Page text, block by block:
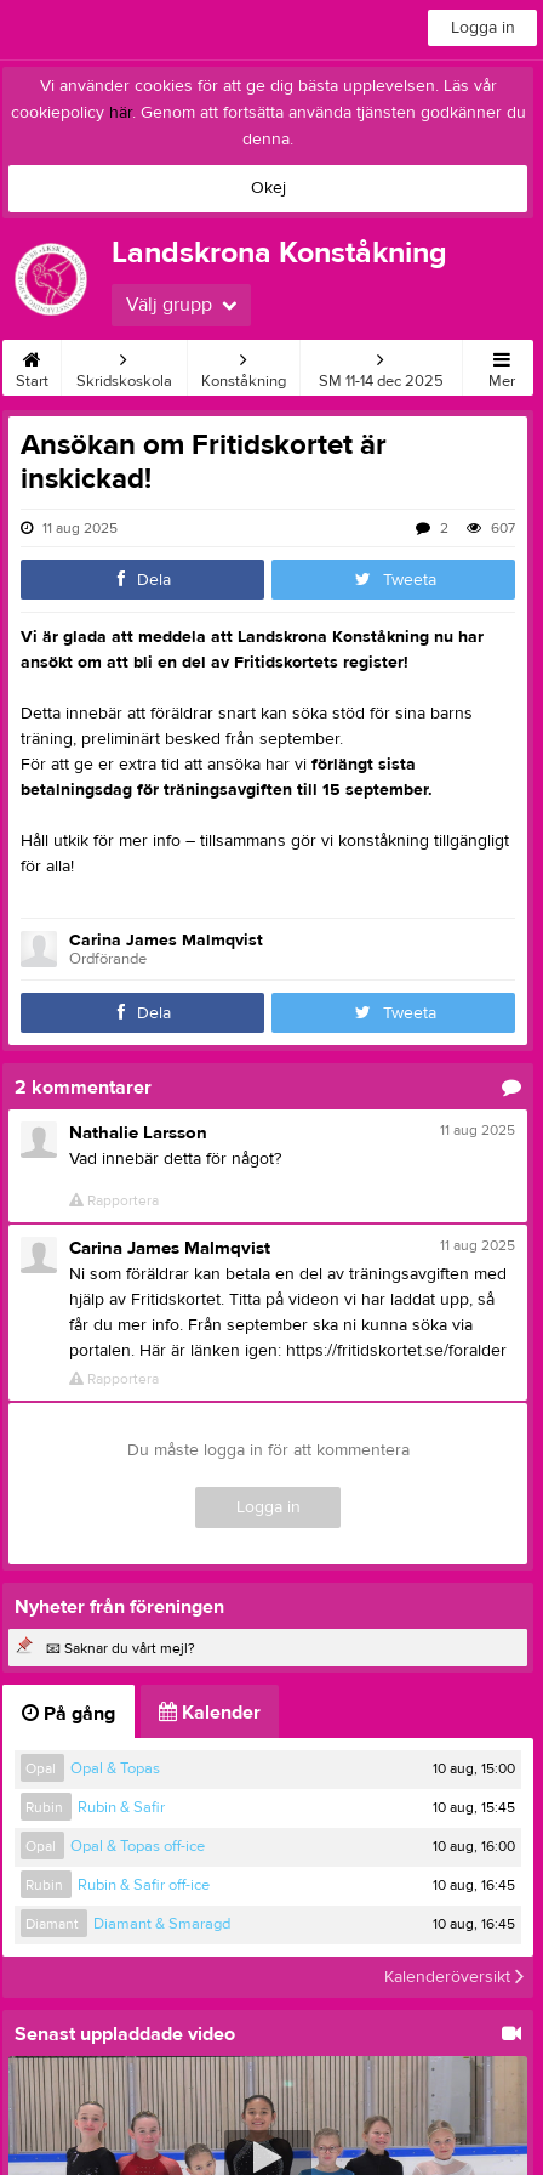
Logga in
Vi använder cookies för att ge dig bästa upplevelsen. Läs vår
cookiepolicy här. Genom att fortsätta använda tjänsten godkänner du
denna.
Okej
Landskrona Konståkning
Välj grupp
Start Skridskoskola Konståkning SM 11-14 dec 2025 Mer
Ansökan om Fritidskortet är
inskickad!
11 aug 2025 607
2
Dela Tweeta
Vi är glada att meddela att Landskrona Konståkning nu har
ansökt om att bli en del av Fritidskortets register!
Detta innebär att föräldrar snart kan söka stöd för sina barns
träning, preliminärt besked från september.
För att ge er extra tid att ansöka har vi förlängt sista
betalningsdag för träningsavgiften till 15 september.
Håll utkik för mer info – tillsammans gör vi konståkning tillgängligt
för alla!
Carina James Malmqvist
Ordförande
Dela Tweeta
2 kommentarer
11 aug 2025
Nathalie Larsson
Vad innebär detta för något?
Rapportera
11 aug 2025
Carina James Malmqvist
Ni som föräldrar kan betala en del av träningsavgiften med
hjälp av Fritidskortet. Titta på videon vi har laddat upp, så
får du mer info. Från september ska ni kunna söka via
portalen. Här är länken igen: https://fritidskortet.se/foralder
Rapportera
Du måste logga in för att kommentera
Logga in
Nyheter från föreningen
📧 Saknar du vårt mejl?
På gång Kalender
Opal Opal & Topas 10 aug, 15:00
Rubin Rubin & Safir 10 aug, 15:45
Opal Opal & Topas off-ice 10 aug, 16:00
Rubin Rubin & Safir off-ice 10 aug, 16:45
Diamant Diamant & Smaragd 10 aug, 16:45
Kalenderöversikt
Senast uppladdade video